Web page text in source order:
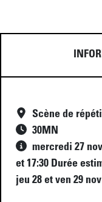
Scène de
30MN
mercredi 27
et 17:30 Durée
jeu 28 et ven 29 nov